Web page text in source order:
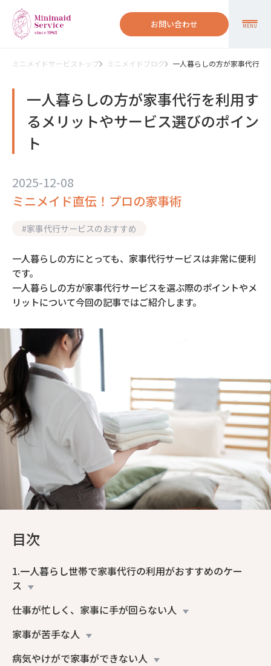
お問い合わせ MENU
ミニメイドサービストップ ミニメイドブログ 一人暮らしの方が家事代行
一人暮らしの方が家事代行を利用す
るメリットやサービス選びのポイン
ト
2025-12-08
ミニメイド直伝！プロの家事術
#家事代行サービスのおすすめ
一人暮らしの方にとっても、家事代行サービスは非常に便利
です。
一人暮らしの方が家事代行サービスを選ぶ際のポイントやメ
リットについて今回の記事ではご紹介します。
目次
1.一人暮らし世帯で家事代行の利用がおすすめのケー
ス
仕事が忙しく、家事に手が回らない人
家事が苦手な人
病気やけがで家事ができない人